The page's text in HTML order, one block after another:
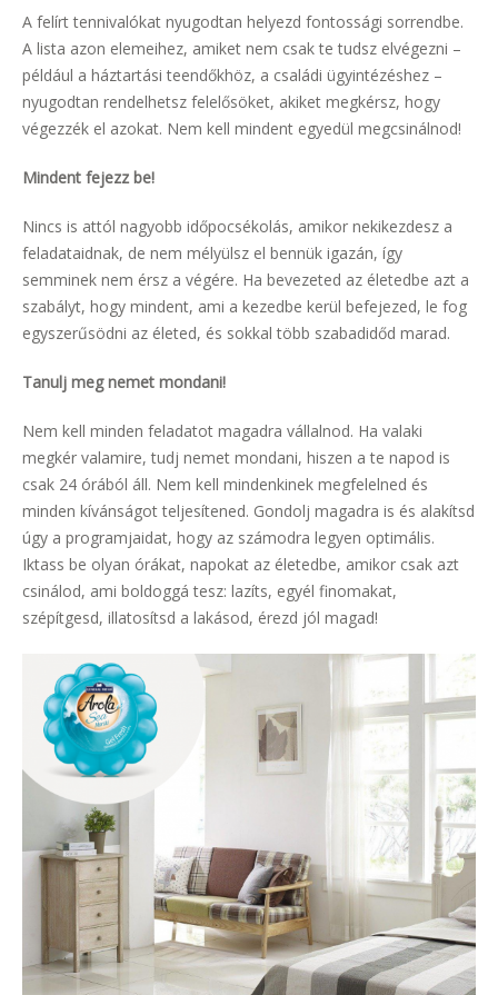
A felírt tennivalókat nyugodtan helyezd fontossági sorrendbe.
A lista azon elemeihez, amiket nem csak te tudsz elvégezni –
például a háztartási teendőkhöz, a családi ügyintézéshez –
nyugodtan rendelhetsz felelősöket, akiket megkérsz, hogy
végezzék el azokat. Nem kell mindent egyedül megcsinálnod!
Mindent fejezz be!
Nincs is attól nagyobb időpocsékolás, amikor nekikezdesz a
feladataidnak, de nem mélyülsz el bennük igazán, így
semminek nem érsz a végére. Ha bevezeted az életedbe azt a
szabályt, hogy mindent, ami a kezedbe kerül befejezed, le fog
egyszerűsödni az életed, és sokkal több szabadidőd marad.
Tanulj meg nemet mondani!
Nem kell minden feladatot magadra vállalnod. Ha valaki
megkér valamire, tudj nemet mondani, hiszen a te napod is
csak 24 órából áll. Nem kell mindenkinek megfelelned és
minden kívánságot teljesítened. Gondolj magadra is és alakítsd
úgy a programjaidat, hogy az számodra legyen optimális.
Iktass be olyan órákat, napokat az életedbe, amikor csak azt
csinálod, ami boldoggá tesz: lazíts, egyél finomakat,
szépítgesd, illatosítsd a lakásod, érezd jól magad!